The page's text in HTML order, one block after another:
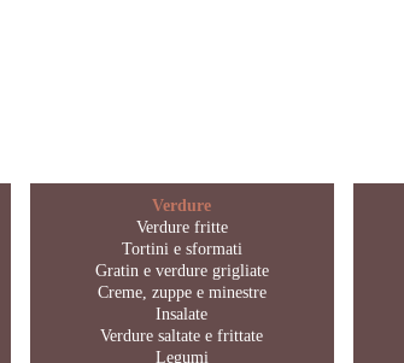
Verdure
Verdure fritte
Tortini e sformati
Gratin e verdure grigliate
Creme, zuppe e minestre
Insalate
Verdure saltate e frittate
Legumi